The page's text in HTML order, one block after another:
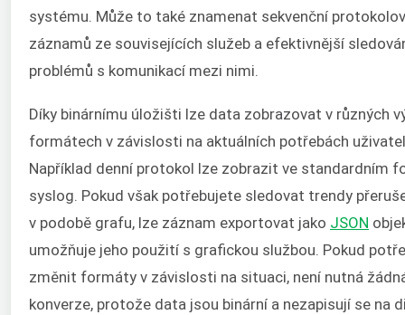
systému. Může to také znamenat sekvenční
záznamů ze souvisejících služeb a efektivnější
problémů s komunikací mezi nimi.
Díky binárnímu úložišti lze data zobrazovat v různých
formátech v závislosti na aktuálních potřebách
Například denní protokol lze zobrazit ve standardním
syslog. Pokud však potřebujete sledovat trendy
v podobě grafu, lze záznam exportovat jako JSON
umožňuje jeho použití s grafickou službou. Pokud
změnit formáty v závislosti na situaci, není nutná
konverze, protože data jsou binární a nezapisují se na